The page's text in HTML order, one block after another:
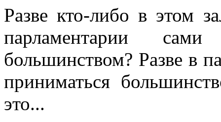
Разве кто-либо в этом
парламентарии
большинством? Разве в
приниматься
это...